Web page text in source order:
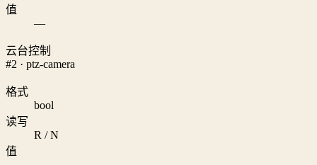
值
—
云台控制
#2 · ptz-camera
格式
bool
读写
R / N
值